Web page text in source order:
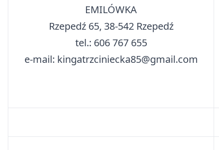
EMILÓWKA
Rzepedź 65, 38-542 Rzepedź
tel.: 606 767 655
e-mail: kingatrzciniecka85@gmail.com